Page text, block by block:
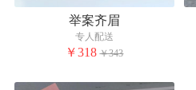
举案齐眉
专人配送
￥318 ￥343